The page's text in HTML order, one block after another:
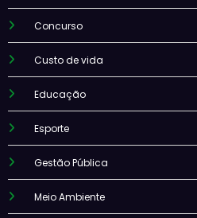
Concurso
Custo de vida
Educação
Esporte
Gestão Pública
Meio Ambiente